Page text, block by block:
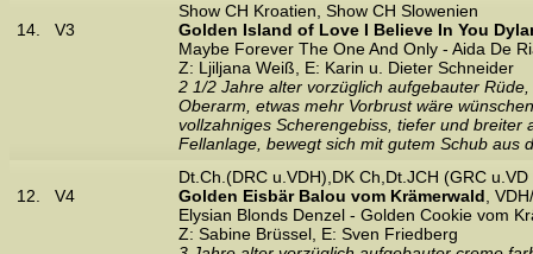
14. V3
Show CH Kroatien, Show CH Slowenien
Golden Island of Love I Believe In You
Maybe Forever The One And Only - Aida De
Z: Ljiljana Weiß, E: Karin u. Dieter Schneider
2 1/2 Jahre alter vorzüglich aufgebauter
Oberarm, etwas mehr Vorbrust wäre
vollzahniges Scherengebiss, tiefer und
Fellanlage, bewegt sich mit gutem Schub aus
12. V4
Dt.Ch.(DRC u.VDH),DK Ch,Dt.JCH (GRC u.VD
Golden Eisbär Balou vom Krämerwald ,
Elysian Blonds Denzel - Golden Cookie vom
Z: Sabine Brüssel, E: Sven Friedberg